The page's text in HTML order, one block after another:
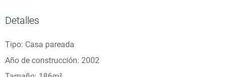
Detalles
Tipo: Casa pareada
Año de construcción: 2002